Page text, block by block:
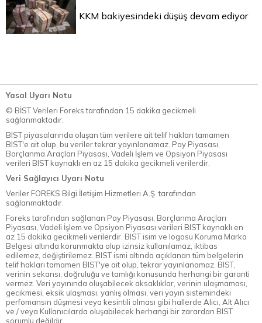
KKM bakiyesindeki düşüş devam ediyor
Yasal Uyarı Notu
© BİST Verileri Foreks tarafından 15 dakika gecikmeli
sağlanmaktadır.
BIST piyasalarında oluşan tüm verilere ait telif hakları tamamen
BIST'e ait olup, bu veriler tekrar yayınlanamaz. Pay Piyasası,
Borçlanma Araçları Piyasası, Vadeli İşlem ve Opsiyon Piyasası
verileri BIST kaynaklı en az 15 dakika gecikmeli verilerdir.
Veri Sağlayıcı Uyarı Notu
Veriler FOREKS Bilgi İletişim Hizmetleri A.Ş. tarafından
sağlanmaktadır.
Foreks tarafından sağlanan Pay Piyasası, Borçlanma Araçları
Piyasası, Vadeli İşlem ve Opsiyon Piyasası verileri BIST kaynaklı en
az 15 dakika gecikmeli verilerdir. BIST isim ve logosu Koruma Marka
Belgesi altında korunmakta olup izinsiz kullanılamaz, iktibas
edilemez, değiştirilemez. BIST ismi altında açıklanan tüm belgelerin
telif hakları tamamen BIST'ye ait olup, tekrar yayınlanamaz. BIST,
verinin sekansı, doğruluğu ve tamlığı konusunda herhangi bir garanti
vermez. Veri yayınında oluşabilecek aksaklıklar, verinin ulaşmaması,
gecikmesi, eksik ulaşması, yanlış olması, veri yayın sistemindeki
perfomansın düşmesi veya kesintili olması gibi hallerde Alıcı, Alt Alıcı
ve / veya Kullanıcılarda oluşabilecek herhangi bir zarardan BIST
sorumlu değildir.